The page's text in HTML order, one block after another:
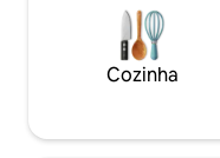
Cozinha